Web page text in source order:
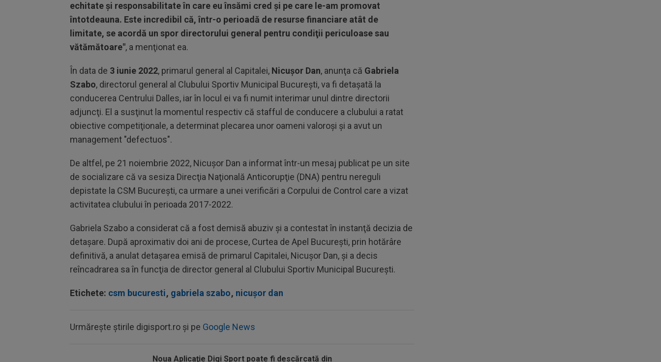
echitate şi responsabilitate în care eu însămi cred şi pe care le-am promovat
întotdeauna. Este incredibil că, într-o perioadă de resurse financiare atât de
limitate, se acordă un spor directorului general pentru condiţii periculoase sau
vătămătoare", a menţionat ea.
În data de 3 iunie 2022, primarul general al Capitalei, Nicuşor Dan, anunţa că Gabriela
Szabo, directorul general al Clubului Sportiv Municipal Bucureşti, va fi detaşată la
conducerea Centrului Dalles, iar în locul ei va fi numit interimar unul dintre directorii
adjuncţi. El a susţinut la momentul respectiv că stafful de conducere a clubului a ratat
obiective competiţionale, a determinat plecarea unor oameni valoroşi şi a avut un
management "defectuos".
De altfel, pe 21 noiembrie 2022, Nicuşor Dan a informat într-un mesaj publicat pe un site
de socializare că va sesiza Direcţia Naţională Anticorupţie (DNA) pentru nereguli
depistate la CSM Bucureşti, ca urmare a unei verificări a Corpului de Control care a vizat
activitatea clubului în perioada 2017-2022.
Gabriela Szabo a considerat că a fost demisă abuziv şi a contestat în instanţă decizia de
detaşare. După aproximativ doi ani de procese, Curtea de Apel Bucureşti, prin hotărâre
definitivă, a anulat detaşarea emisă de primarul Capitalei, Nicuşor Dan, şi a decis
reîncadrarea sa în funcţia de director general al Clubului Sportiv Municipal Bucureşti.
Etichete: csm bucuresti, gabriela szabo, nicușor dan
Urmărește știrile digisport.ro și pe Google News
Noua Aplicaţie Digi Sport poate fi descărcată din